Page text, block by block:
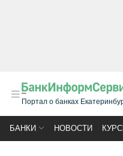
Портал о банках
БАНКИ НОВОСТИ